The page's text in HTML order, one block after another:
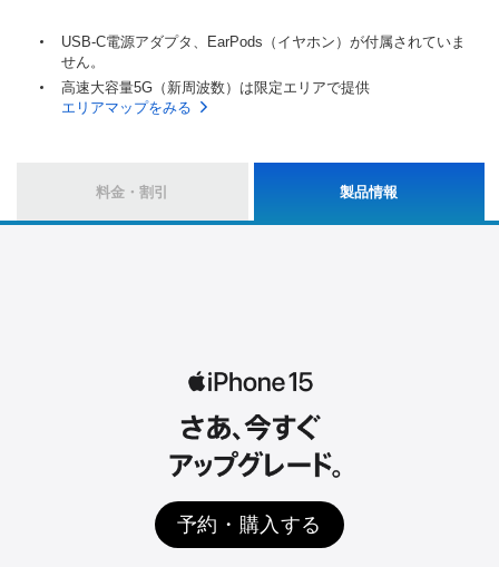
USB-C電源アダプタ、EarPods（イヤホン）が付属されていま
せん。
高速大容量5G（新周波数）は限定エリアで提供
エリアマップをみる
料金・割引 製品情報
予約・購入する